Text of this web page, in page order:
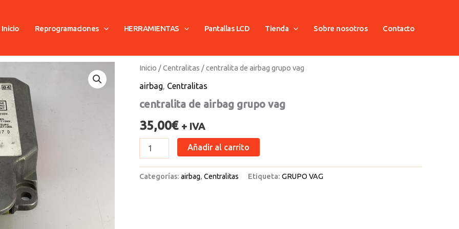
Inicio Reprogramaciones HERRAMIENTAS Pantallas LCD Tienda Sobre nosotros Contacto
Inicio /Centralitas / centralita de airbag grupo vag
airbag, Centralitas
centralita de airbag grupo vag
35,00€ + IVA
centralita
airbag
vag
Añadir al carrito
Categorías: airbag, Centralitas Etiqueta: GRUPO VAG